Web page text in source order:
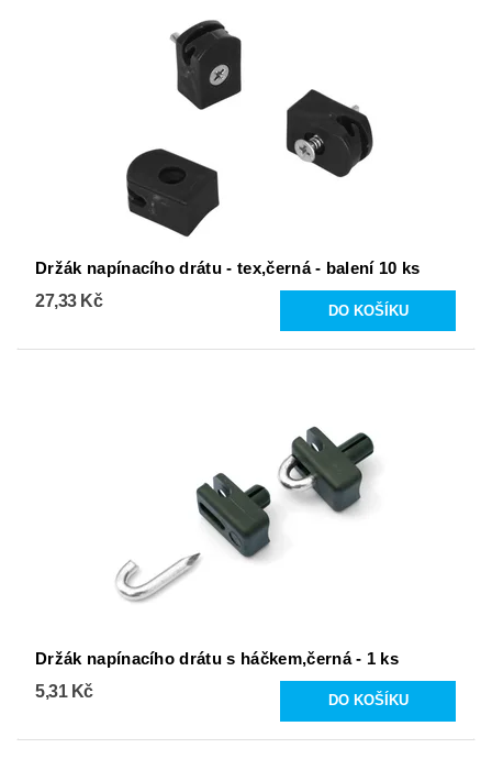
Držák napínacího drátu - tex,černá - balení 10 ks
27,33 Kč
Držák napínacího drátu s háčkem,černá - 1 ks
5,31 Kč